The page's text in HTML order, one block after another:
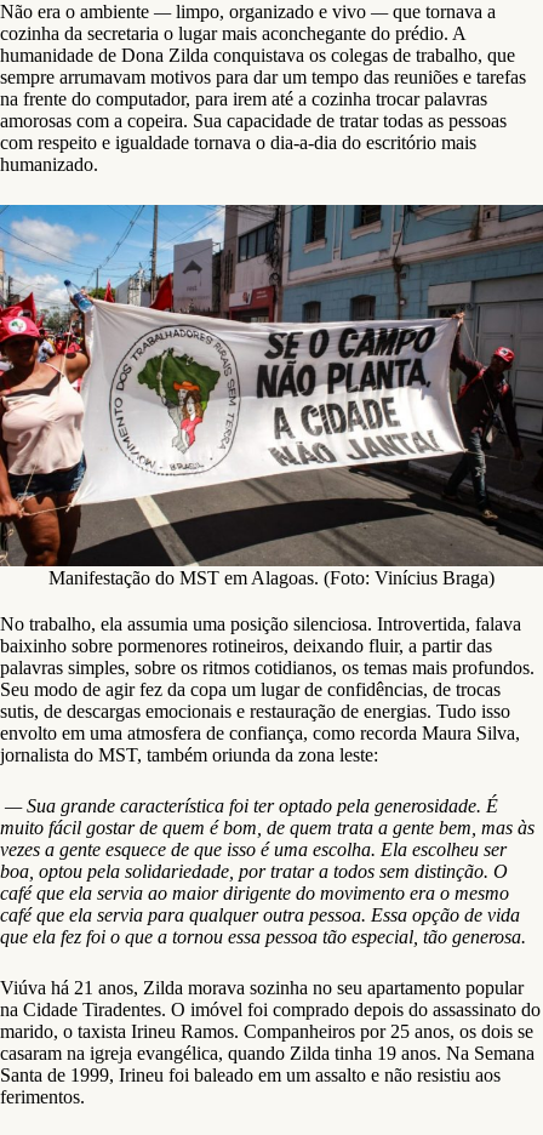
Não era o ambiente —limpo, organizado e vivo —que tornava a
cozinha da secretaria o lugar mais aconchegante do prédio. A
humanidade de Dona Zilda conquistava os colegas de trabalho, que
sempre arrumavam motivos para dar um tempo das reuniões e tarefas
na frente do computador, para irem até a cozinha trocar palavras
amorosas com a copeira. Sua capacidade de tratar todas as pessoas
com respeito e igualdade tornava o dia-a-dia do escritório mais
humanizado.
Manifestação do MST em Alagoas. (Foto: Vinícius Braga)
No trabalho, ela assumia uma posição silenciosa. Introvertida, falava
baixinho sobre pormenores rotineiros, deixando fluir, a partir das
palavras simples, sobre os ritmos cotidianos, os temas mais profundos.
Seu modo de agir fez da copa um lugar de confidências, de trocas
sutis, de descargas emocionais e restauração de energias. Tudo isso
envolto em uma atmosfera de confiança, como recorda Maura Silva,
jornalista do MST, também oriunda da zona leste:
— Sua grande característica foi ter optado pela generosidade. É
muito fácil gostar de quem é bom, de quem trata a gente bem, mas às
vezes a gente esquece de que isso é uma escolha. Ela escolheu ser
boa, optou pela solidariedade, por tratar a todos sem distinção. O
café que ela servia ao maior dirigente do movimento era o mesmo
café que ela servia para qualquer outra pessoa. Essa opção de vida
que ela fez foi o que a tornou essa pessoa tão especial, tão generosa.
Viúva há 21 anos, Zilda morava sozinha no seu apartamento popular
na Cidade Tiradentes. O imóvel foi comprado depois do assassinato do
marido, o taxista Irineu Ramos. Companheiros por 25 anos, os dois se
casaram na igreja evangélica, quando Zilda tinha 19 anos. Na Semana
Santa de 1999, Irineu foi baleado em um assalto e não resistiu aos
ferimentos.